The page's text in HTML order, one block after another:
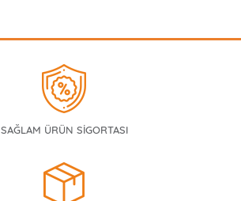
SAĞLAM ÜRÜN SİGORTASI